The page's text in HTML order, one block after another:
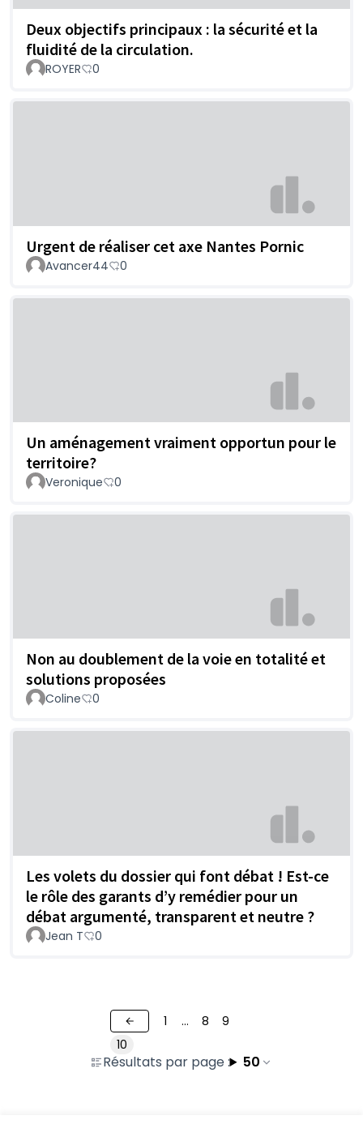
Deux objectifs principaux : la sécurité et la
fluidité de la circulation.
ROYER 0
Urgent de réaliser cet axe Nantes Pornic
Avancer44 0
Un aménagement vraiment opportun pour le
territoire?
Veronique 0
Non au doublement de la voie en totalité et
solutions proposées
Coline 0
Les volets du dossier qui font débat ! Est-ce
le rôle des garants d’y remédier pour un
débat argumenté, transparent et neutre ?
Jean T 0
Résultats par page : 50
1 … 8
9
10